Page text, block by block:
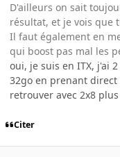
D'ailleurs on sait
résultat, et je vois que
Il faut également en
qui boost pas mal les
oui, je suis en ITX, j'ai
32go en prenant
retrouver avec 2x8
Citer